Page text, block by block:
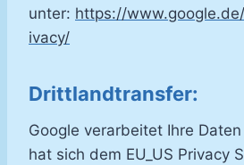
unter: https://
ivacy/
Drittlandtransfer:
Google verarbeitet Ihre
hat sich dem EU_US Privacy